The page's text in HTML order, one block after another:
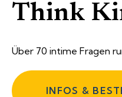
Think
Über 70 intime Fragen
INFOS &